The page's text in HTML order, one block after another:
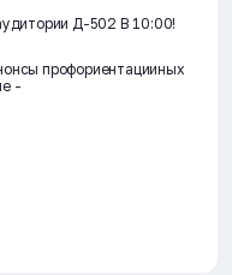
Д-502 В 10:00!
профориентацииных
-